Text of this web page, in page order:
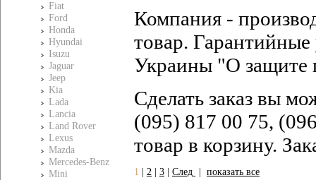
Fiat
Ford
Honda
Hyundai
Isuzu
Jaguar
Jeep
Kia
Lada
Lancia
Land Rover
Lexus
Mazda
Mercedes-Benz
Mini
Компания -
товар. Гарантийные
Украины "О защите
Сделать заказ вы
(095) 817 00 75,
товар в корзину.
1 2 3 След показать все